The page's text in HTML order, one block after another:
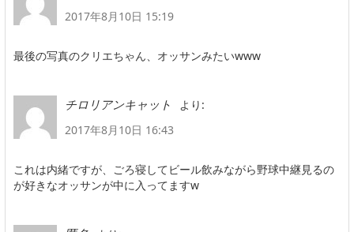
2017年8月10日 15:19
最後の写真のクリエちゃん、オッサンみたいwww
チロリアンキャット
より:
2017年8月10日 16:43
これは内緒ですが、ごろ寝してビール飲みながら野球中継見るの
が好きなオッサンが中に入ってますw